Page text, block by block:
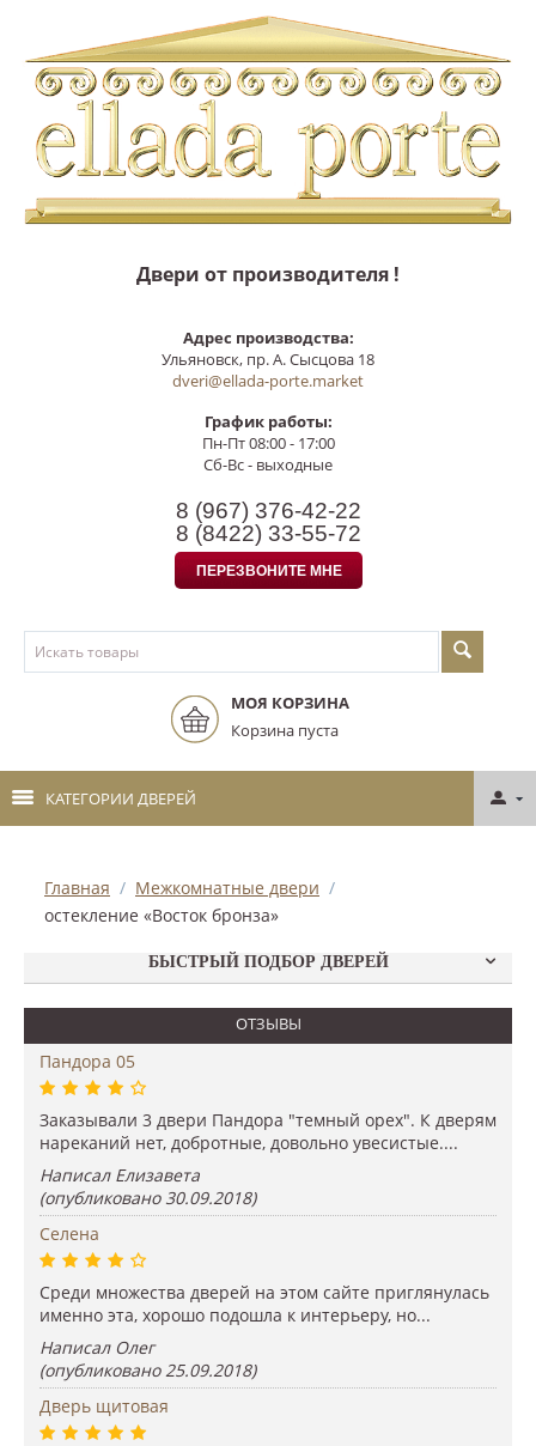
Двери от производителя !
Адрес производства:
Ульяновск, пр. А. Сысцова 18
dveri@ellada-porte.market
График работы:
Пн-Пт 08:00 - 17:00
Сб-Вс - выходные
8 (967) 376-42-22
8 (8422) 33-55-72
ПЕРЕЗВОНИТЕ МНЕ
МОЯ КОРЗИНА
Корзина пуста
КАТЕГОРИИ ДВЕРЕЙ
Главная / Межкомнатные двери /
остекление «Восток бронза»
БЫСТРЫЙ ПОДБОР ДВЕРЕЙ
ОТЗЫВЫ
Пандора 05
Заказывали 3 двери Пандора "темный орех". К дверям
нареканий нет, добротные, довольно увесистые....
Написал Елизавета
(опубликовано 30.09.2018)
Селена
Среди множества дверей на этом сайте приглянулась
именно эта, хорошо подошла к интерьеру, но...
Написал Олег
(опубликовано 25.09.2018)
Дверь щитовая